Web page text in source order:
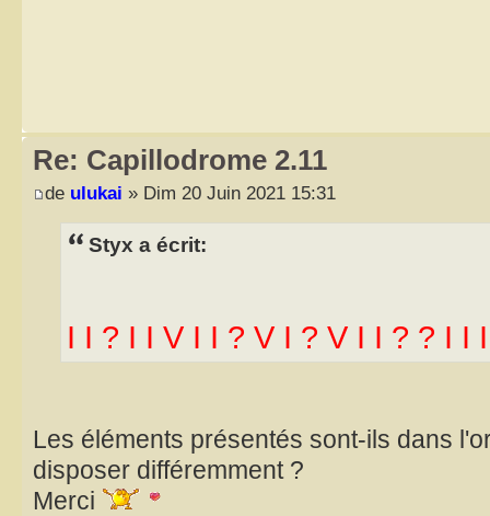
Re: Capillodrome 2.11
de ulukai » Dim 20 Juin 2021 15:31
Styx a écrit:
I I ? I I V I I ? V I ? V I I ? ? I I I
Les éléments présentés sont-ils dans
disposer différemment ?
Merci